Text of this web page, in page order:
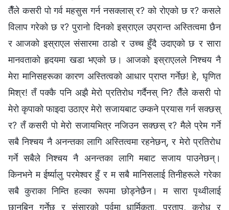
तैँले कसरी पो गर्व महसुस गर्न नसक्लास् र? को रोएको छ र? कसले
विलाप गरेको छ र? पुरानो दिनको इस्राएल उप्रान्त अस्तित्वमा छैन
र आजको इस्राएल संसारमा ठाडो र उच्‍च हुँदै उदाएको छ र सारा
मानवताको हृदयमा खडा भएको छ। आजको इस्राएलले निश्चय नै
मेरा मानिसहरूका कारण अस्तित्वको आधार प्राप्त गर्नेछ! हे, घृणित
मिश्र! तँ पक्कै पनि अझै मेरो प्रतिरोध गर्दैनस् नि? तैँले कसरी पो
मेरो कृपाको फाइदा उठाएर मेरो सजायबाट उम्कने प्रयास गर्न सक्छस्
र? तँ कसरी पो मेरो सजायभित्र नजिउन सक्छस् र? मैले प्रेम गर्ने
सबै निश्चय नै अनन्तका लागि अस्तित्वमा रहनेछन्, र मेरो प्रतिरोध
गर्ने सबैले निश्चय नै अनन्तका लागि मबाट सजाय पाउनेछन्।
किनभने म ईर्ष्यालु परमेश्‍वर हुँ र म सबै मानिसलाई तिनीहरूले गरेका
सबै कुराका निम्ति हल्का रूपमा छोड्नेछैन। म सारा पृथ्वीलाई
छानबिन गर्नेछु र संसारको पूर्वमा धार्मिकता, प्रताप, क्रोध र